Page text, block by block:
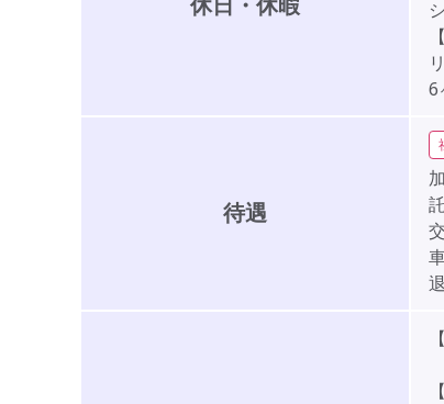
6
待遇